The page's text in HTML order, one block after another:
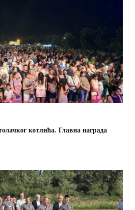
котлића. Главна награда